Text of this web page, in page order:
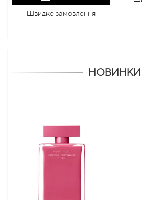
Швидке замовлення
НОВИНКИ